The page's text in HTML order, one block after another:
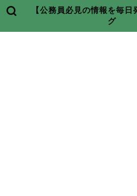
【公務員必見の情報を毎
グ